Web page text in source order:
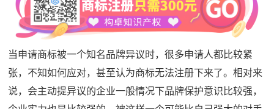
当申请商标被一个知名品牌异议时，很多申请人都比较紧
张，不知如何应对，甚至认为商标无法注册下来了。相对来
说，会主动提异议的企业一般情况下品牌保护意识比较强，